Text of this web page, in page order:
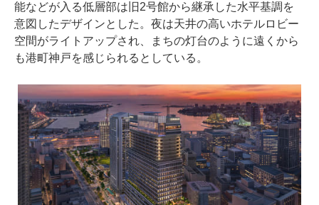
能などが入る低層部は旧2号館から継承した水平基調を
意図したデザインとした。夜は天井の高いホテルロビー
空間がライトアップされ、まちの灯台のように遠くから
も港町神戸を感じられるとしている。